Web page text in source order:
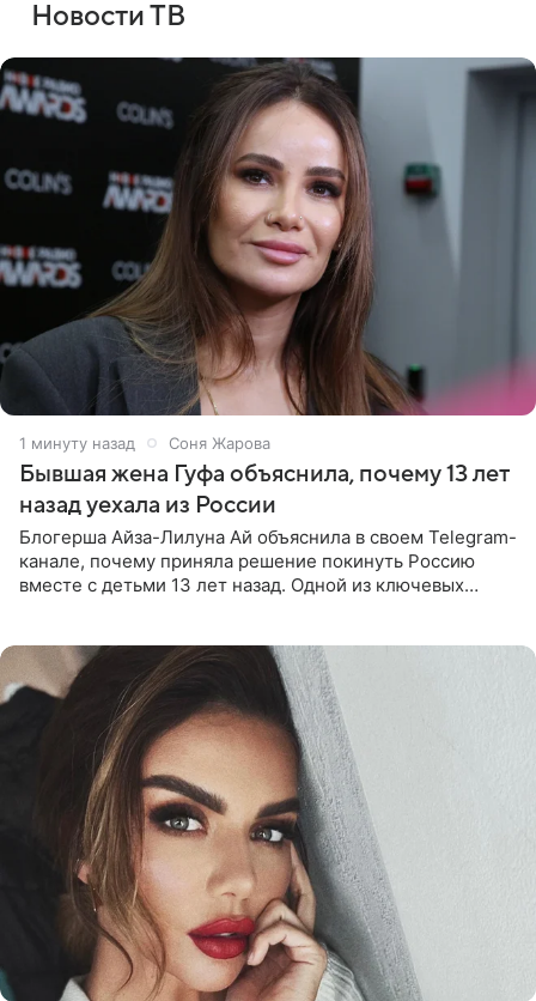
Новости ТВ
1 минуту назад Соня Жарова
Бывшая жена Гуфа объяснила, почему 13 лет
назад уехала из России
Блогерша Айза-Лилуна Ай объяснила в своем Telegram-
канале, почему приняла решение покинуть Россию
вместе с детьми 13 лет назад. Одной из ключевых